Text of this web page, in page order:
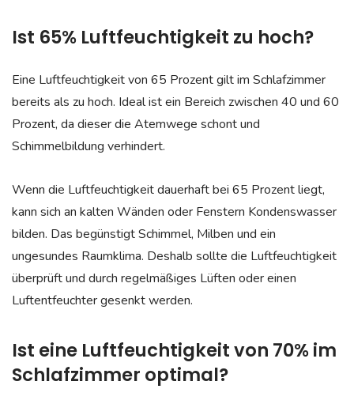
Ist 65% Luftfeuchtigkeit zu hoch?
Eine Luftfeuchtigkeit von 65 Prozent gilt im Schlafzimmer
bereits als zu hoch. Ideal ist ein Bereich zwischen 40 und 60
Prozent, da dieser die Atemwege schont und
Schimmelbildung verhindert.
Wenn die Luftfeuchtigkeit dauerhaft bei 65 Prozent liegt,
kann sich an kalten Wänden oder Fenstern Kondenswasser
bilden. Das begünstigt Schimmel, Milben und ein
ungesundes Raumklima. Deshalb sollte die Luftfeuchtigkeit
überprüft und durch regelmäßiges Lüften oder einen
Luftentfeuchter gesenkt werden.
Ist eine Luftfeuchtigkeit von 70% im
Schlafzimmer optimal?